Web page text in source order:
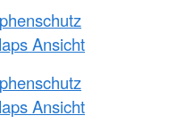
Ansicht
Ansicht